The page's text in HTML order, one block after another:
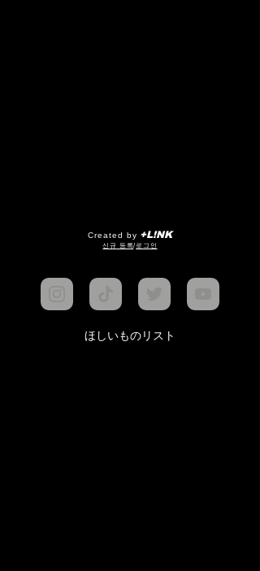
Created by +L!NK
​신규 등록/로그인
ほしいものリスト